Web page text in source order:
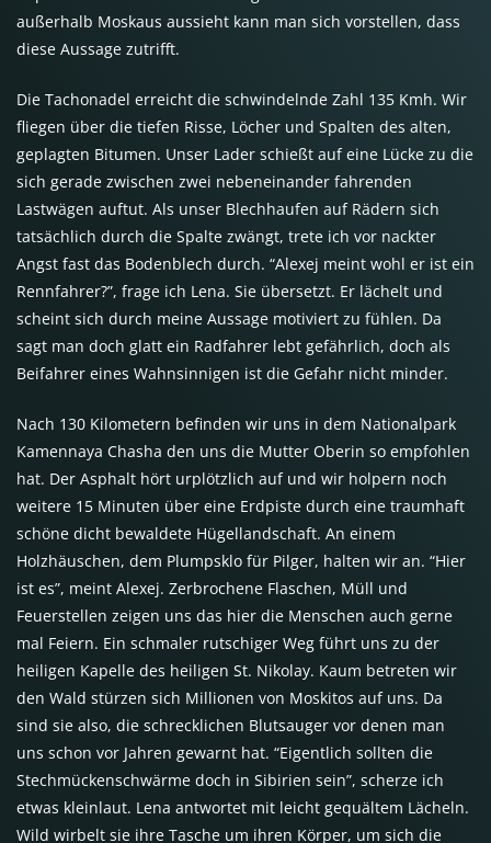
außerhalb Moskaus aussieht kann man sich vorstellen, dass
diese Aussage zutrifft.
Die Tachonadel erreicht die schwindelnde Zahl 135 Kmh. Wir
fliegen über die tiefen Risse, Löcher und Spalten des alten,
geplagten Bitumen. Unser Lader schießt auf eine Lücke zu die
sich gerade zwischen zwei nebeneinander fahrenden
Lastwägen auftut. Als unser Blechhaufen auf Rädern sich
tatsächlich durch die Spalte zwängt, trete ich vor nackter
Angst fast das Bodenblech durch. “Alexej meint wohl er ist ein
Rennfahrer?”, frage ich Lena. Sie übersetzt. Er lächelt und
scheint sich durch meine Aussage motiviert zu fühlen. Da
sagt man doch glatt ein Radfahrer lebt gefährlich, doch als
Beifahrer eines Wahnsinnigen ist die Gefahr nicht minder.
Nach 130 Kilometern befinden wir uns in dem Nationalpark
Kamennaya Chasha den uns die Mutter Oberin so empfohlen
hat. Der Asphalt hört urplötzlich auf und wir holpern noch
weitere 15 Minuten über eine Erdpiste durch eine traumhaft
schöne dicht bewaldete Hügellandschaft. An einem
Holzhäuschen, dem Plumpsklo für Pilger, halten wir an. “Hier
ist es”, meint Alexej. Zerbrochene Flaschen, Müll und
Feuerstellen zeigen uns das hier die Menschen auch gerne
mal Feiern. Ein schmaler rutschiger Weg führt uns zu der
heiligen Kapelle des heiligen St. Nikolay. Kaum betreten wir
den Wald stürzen sich Millionen von Moskitos auf uns. Da
sind sie also, die schrecklichen Blutsauger vor denen man
uns schon vor Jahren gewarnt hat. “Eigentlich sollten die
Stechmückenschwärme doch in Sibirien sein”, scherze ich
etwas kleinlaut. Lena antwortet mit leicht gequältem Lächeln.
Wild wirbelt sie ihre Tasche um ihren Körper, um sich die